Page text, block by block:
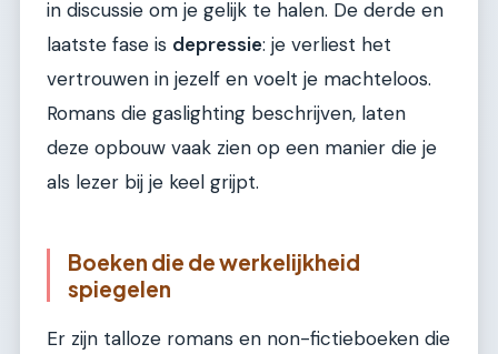
in discussie om je gelijk te halen. De derde en
laatste fase is depressie: je verliest het
vertrouwen in jezelf en voelt je machteloos.
Romans die gaslighting beschrijven, laten
deze opbouw vaak zien op een manier die je
als lezer bij je keel grijpt.
Boeken die de werkelijkheid
spiegelen
Er zijn talloze romans en non-fictieboeken die